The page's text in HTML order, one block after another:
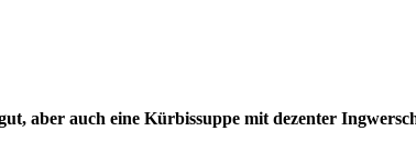
aber auch eine Kürbissuppe mit dezenter